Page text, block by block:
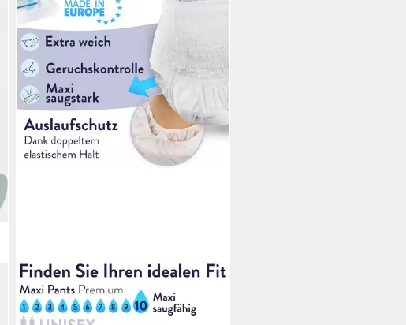
HARMONY CARE
Windeln für Erwachsene - MAXI
Windelhosen für Erwachsene -